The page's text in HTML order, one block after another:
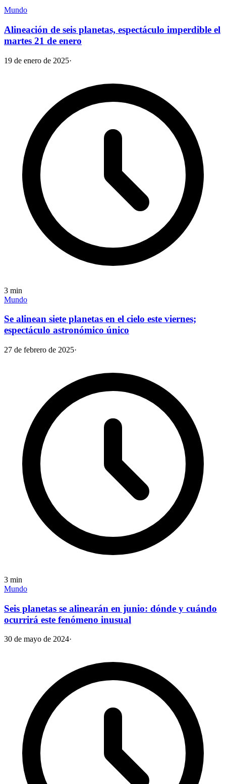
Mundo
Alineación de seis planetas, espectáculo imperdible el
martes 21 de enero
19 de enero de 2025·
3 min
Mundo
Se alinean siete planetas en el cielo este viernes;
espectáculo astronómico único
27 de febrero de 2025·
3 min
Mundo
Seis planetas se alinearán en junio: dónde y cuándo
ocurrirá este fenómeno inusual
30 de mayo de 2024·